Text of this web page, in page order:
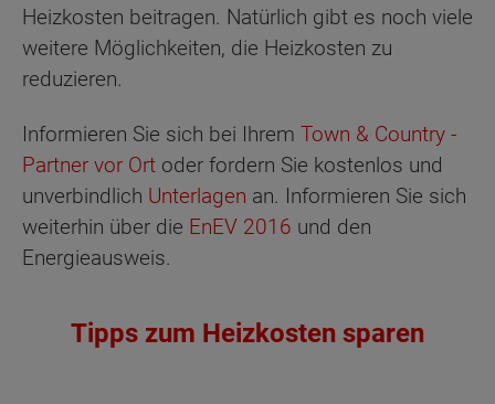
Heizkosten beitragen. Natürlich gibt es noch viele
weitere Möglichkeiten, die Heizkosten zu
reduzieren.
Informieren Sie sich bei Ihrem Town & Country -
Partner vor Ort oder fordern Sie kostenlos und
unverbindlich Unterlagen an. Informieren Sie sich
weiterhin über die EnEV 2016 und den
Energieausweis.
Tipps zum Heizkosten sparen